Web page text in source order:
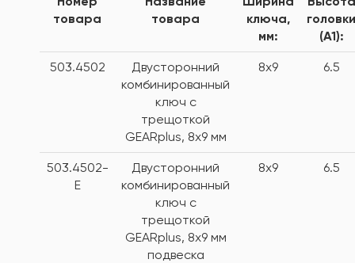
товара
товара
ключа,
мм:
головки
(А1):
503.4502
Двусторонний
комбинированный
ключ с
трещоткой
GEARplus, 8x9 мм
8x9 6.5
503.4502-
E
Двусторонний
комбинированный
ключ с
трещоткой
GEARplus, 8x9 мм
подвеска
8x9 6.5